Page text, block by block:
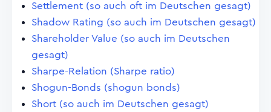
Settlement (so auch oft im Deutschen gesagt)
Shadow Rating (so auch im Deutschen gesagt)
Shareholder Value (so auch im Deutschen
gesagt)
Sharpe-Relation (Sharpe ratio)
Shogun-Bonds (shogun bonds)
Short (so auch im Deutschen gesagt)